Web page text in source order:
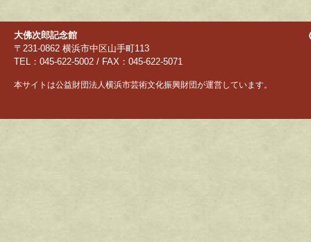
大佛次郎記念館
〒231-0862 横浜市中区山手町113
TEL：045-622-5002 / FAX：045-622-5071
本サイトは公益財団法人横浜市芸術文化振興財団が運営しています。